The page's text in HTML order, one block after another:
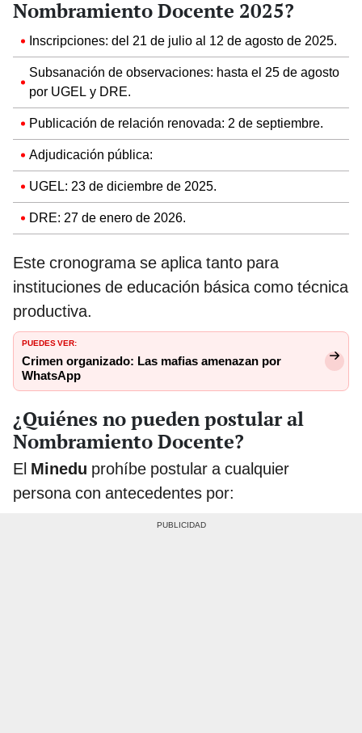
Nombramiento Docente 2025?
Inscripciones: del 21 de julio al 12 de agosto de 2025.
Subsanación de observaciones: hasta el 25 de agosto
por UGEL y DRE.
Publicación de relación renovada: 2 de septiembre.
Adjudicación pública:
UGEL: 23 de diciembre de 2025.
DRE: 27 de enero de 2026.
Este cronograma se aplica tanto para
instituciones de educación básica como técnica
productiva.
PUEDES VER:
Crimen organizado: Las mafias amenazan por
WhatsApp
¿Quiénes no pueden postular al
Nombramiento Docente?
El Minedu prohíbe postular a cualquier
persona con antecedentes por: